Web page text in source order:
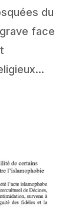
du
face